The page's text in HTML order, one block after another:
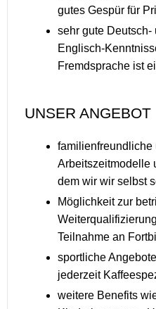
gutes Gespür für
sehr gute
Englisch-
Fremdsprache ist
UNSER ANGEBOT
familienfreundliche
Arbeitszeitmodelle
dem wir wir selbst
Möglichkeit zur
Teilnahme an
sportliche
jederzeit
weitere Benefits